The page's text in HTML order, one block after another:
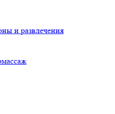
и развлечения